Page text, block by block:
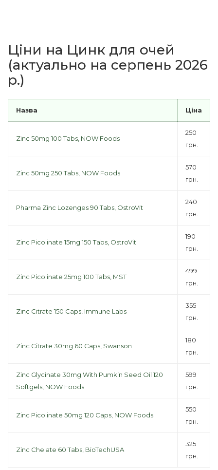
Ціни на Цинк для очей
(актуально на серпень 2026
р.)
Назва Ціна
Zinc 50mg 100 Tabs, NOW Foods
250
грн.
Zinc 50mg 250 Tabs, NOW Foods
570
грн.
Pharma Zinc Lozenges 90 Tabs, OstroVit
240
грн.
Zinc Picolinate 15mg 150 Tabs, OstroVit
190
грн.
Zinc Picolinate 25mg 100 Tabs, MST
499
грн.
Zinc Citrate 150 Caps, Immune Labs
355
грн.
Zinc Citrate 30mg 60 Caps, Swanson
180
грн.
Zinc Glycinate 30mg With Pumkin Seed Oil 120
Softgels, NOW Foods
599
грн.
Zinc Picolinate 50mg 120 Caps, NOW Foods
550
грн.
Zinc Chelate 60 Tabs, BioTechUSA
325
грн.